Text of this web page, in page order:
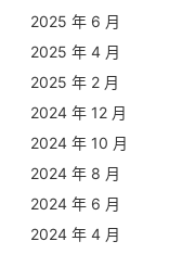
2025 年 6 月
2025 年 4 月
2025 年 2 月
2024 年 12 月
2024 年 10 月
2024 年 8 月
2024 年 6 月
2024 年 4 月